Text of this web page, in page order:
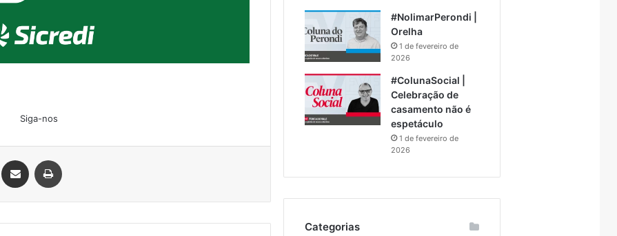
Siga-nos
Linkedin Compartilhar via e-mail
#NolimarPerondi |
Orelha
1 de fevereiro de
2026
#ColunaSocial |
Celebração de
casamento não é
espetáculo
1 de fevereiro de
2026
Categorias